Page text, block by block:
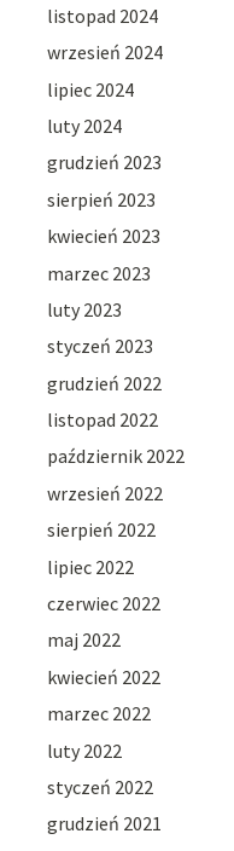
listopad 2024
wrzesień 2024
lipiec 2024
luty 2024
grudzień 2023
sierpień 2023
kwiecień 2023
marzec 2023
luty 2023
styczeń 2023
grudzień 2022
listopad 2022
październik 2022
wrzesień 2022
sierpień 2022
lipiec 2022
czerwiec 2022
maj 2022
kwiecień 2022
marzec 2022
luty 2022
styczeń 2022
grudzień 2021